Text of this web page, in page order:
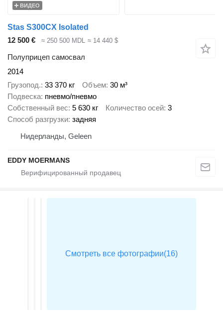
ВИДЕО
Stas S300CX Isolated
12 500 €
≈ 250 500 MDL ≈ 14 440 $
Полуприцеп самосвал
2014
Грузопод. 33 370 кг Объем 30 м³
Подвеска пневмо/пневмо
Собственный вес 5 630 кг Количество осей 3
Способ разгрузки задняя
Нидерланды, Geleen
EDDY MOERMANS